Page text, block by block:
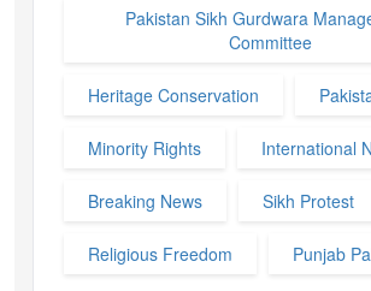
Pakistan Sikh Gurdwara
Committee
Heritage Conservation
Minority Rights International
Breaking News Sikh Protest
Religious Freedom Punjab